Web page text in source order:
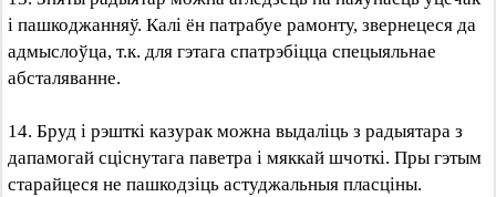
і пашкоджанняў. Калі ён патрабуе рамонту, звернецеся да
адмыслоўца, т.к. для гэтага спатрэбіцца спецыяльнае
абсталяванне.
14. Бруд і рэшткі казурак можна выдаліць з радыятара з
дапамогай сціснутага паветра і мяккай шчоткі. Пры гэтым
старайцеся не пашкодзіць астуджальныя пласціны.